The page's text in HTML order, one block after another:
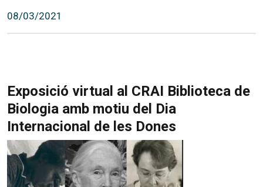
08/03/2021
Exposició virtual al CRAI Biblioteca de
Biologia amb motiu del Dia
Internacional de les Dones